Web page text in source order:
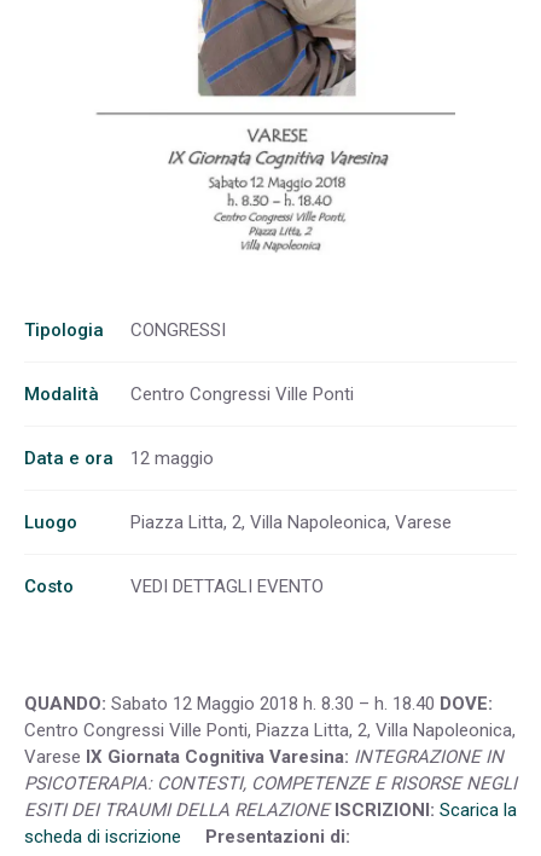
Tipologia CONGRESSI
Modalità Centro Congressi Ville Ponti
Data e ora 12 maggio
Luogo Piazza Litta, 2, Villa Napoleonica, Varese
Costo VEDI DETTAGLI EVENTO
QUANDO: Sabato 12 Maggio 2018 h. 8.30 – h. 18.40 DOVE:
Centro Congressi Ville Ponti, Piazza Litta, 2, Villa Napoleonica,
Varese IX Giornata Cognitiva Varesina: INTEGRAZIONE IN
PSICOTERAPIA: CONTESTI, COMPETENZE E RISORSE NEGLI
ESITI DEI TRAUMI DELLA RELAZIONE ISCRIZIONI: Scarica la
scheda di iscrizione
Presentazioni di: